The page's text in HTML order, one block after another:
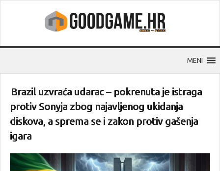
MENI
Brazil uzvraća udarac – pokrenuta je istraga
protiv Sonyja zbog najavljenog ukidanja
diskova, a sprema se i zakon protiv gašenja
igara